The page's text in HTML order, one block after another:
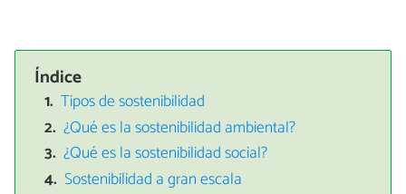
Índice
Tipos de sostenibilidad
¿Qué es la sostenibilidad ambiental?
¿Qué es la sostenibilidad social?
Sostenibilidad a gran escala